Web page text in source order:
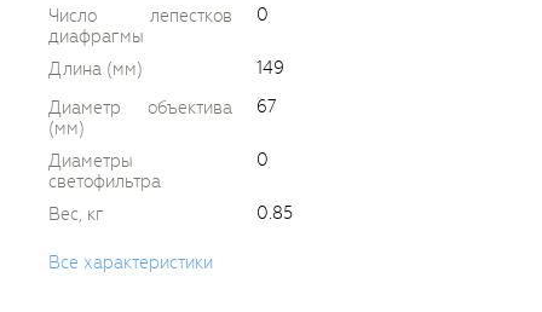
Число лепестков
диафрагмы
0
Длина (мм)
149
Диаметр объектива
(мм)
67
Диаметры
светофильтра
0
Вес, кг 0.85
Все характеристики